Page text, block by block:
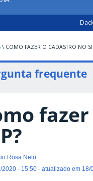
\ COMO FAZER O CADASTRO NO
frequente
Rosa Neto
- 15:50 - atualizado em 18/